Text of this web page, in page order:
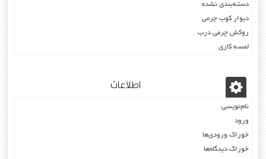
دسته‌بندی نشده
دیوار کوب چرمی
روکش چرمی درب
لمسه کاری
اطلاعات
نام‌نویسی
ورود
خوراک ورودی‌ها
خوراک دیدگاه‌ها